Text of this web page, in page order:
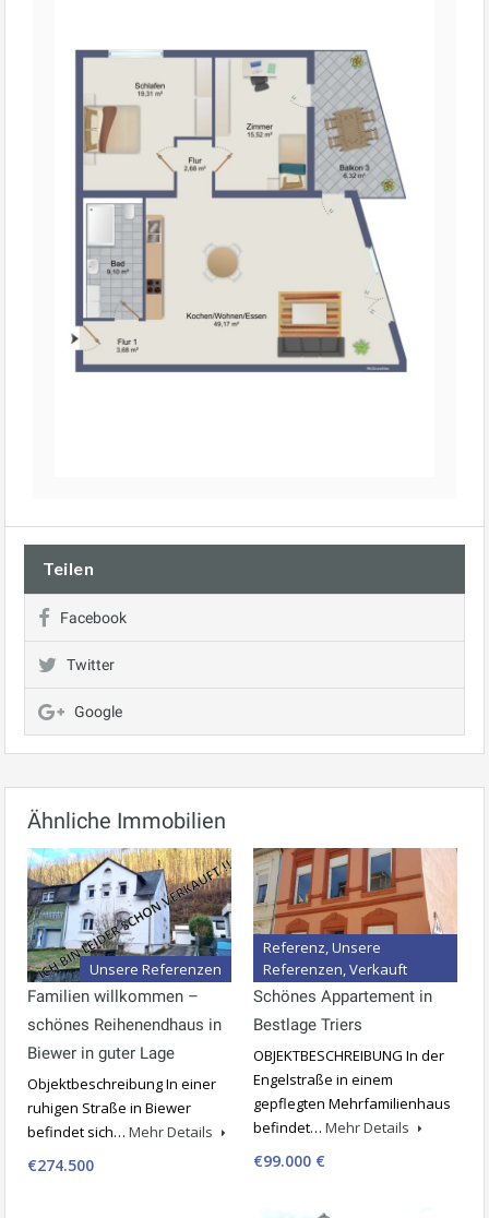
Teilen
Facebook
Twitter
Google
Ähnliche Immobilien
Unsere Referenzen
Familien willkommen –
schönes Reihenendhaus in
Biewer in guter Lage
Objektbeschreibung In einer
ruhigen Straße in Biewer
befindet sich… Mehr Details
€274.500
Referenz, Unsere
Referenzen, Verkauft
Schönes Appartement in
Bestlage Triers
OBJEKTBESCHREIBUNG In der
Engelstraße in einem
gepflegten Mehrfamilienhaus
befindet… Mehr Details
€99.000 €